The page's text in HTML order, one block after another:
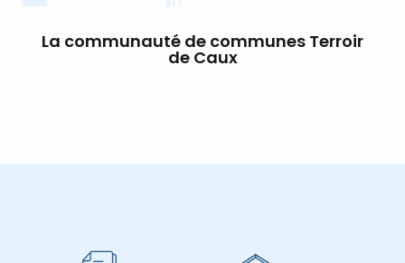
La communauté de communes Terroir
de Caux